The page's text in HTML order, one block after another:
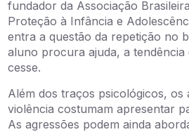
fundador da Associação
Proteção à Infância e
entra a questão da repetição no
aluno procura ajuda, a
cesse.
Além dos traços psicológicos, os
violência costumam apresentar
As agressões podem ainda